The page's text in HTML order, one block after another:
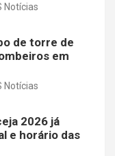
Notícias
de torre de
em
Notícias
2026 já
e horário das